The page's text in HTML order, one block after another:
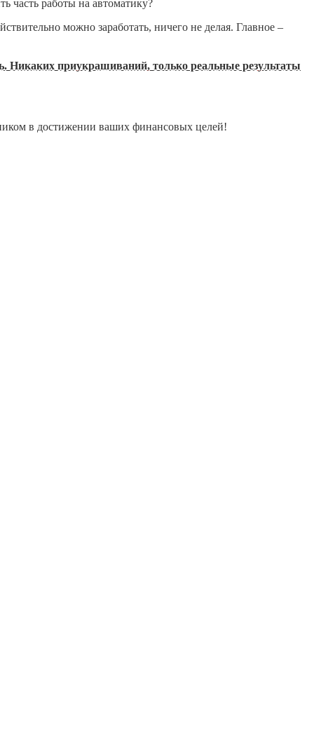
часть работы на автоматику?
можно заработать, ничего не делая. Главное –
Никаких приукрашиваний, только реальные результаты
в достижении ваших финансовых целей!